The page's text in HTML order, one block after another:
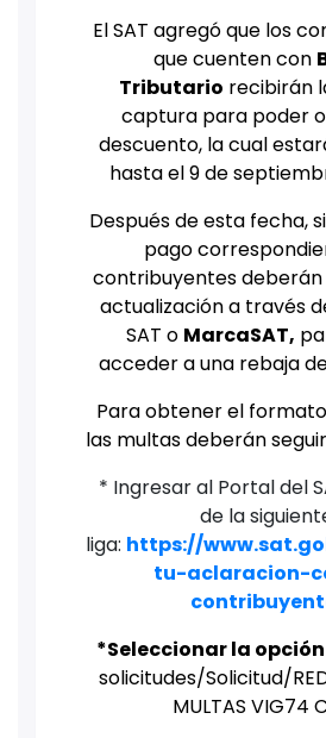
El SAT agregó que los
que cuenten con
Tributario recibirán
captura para poder
descuento, la cual
hasta el 9 de
Después de esta fecha,
pago
contribuyentes
actualización a través
SAT o MarcaSAT,
acceder a una rebaja
Para obtener el
las multas deberán
* Ingresar al Portal del
de la
liga: https://
tu-aclaracion-
*Seleccionar la opción
solicitudes/Solicitud/
MULTAS VIG74